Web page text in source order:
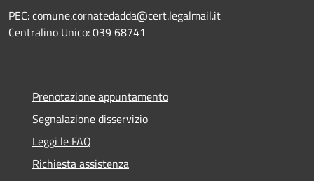
PEC: comune.cornatedadda@cert.legalmail.it
Centralino Unico: 039 68741
Prenotazione appuntamento
Segnalazione disservizio
Leggi le FAQ
Richiesta assistenza